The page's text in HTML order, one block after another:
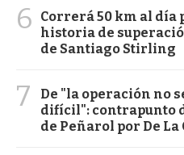
6
Correrá 50 km al día
historia de
de Santiago Stirling
7
De "la operación no
difícil": contrapunto
de Peñarol por De La